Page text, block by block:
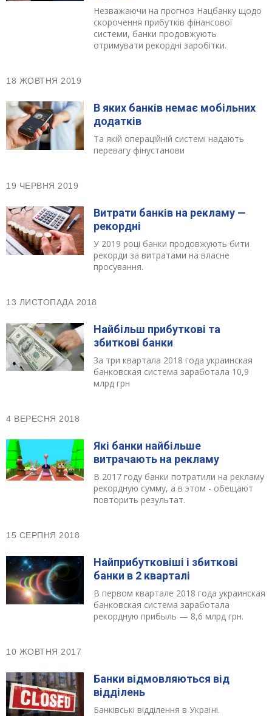
Незважаючи на прогноз Нацбанку щодо
скорочення прибутків фінансової
системи, банки продовжують
отримувати рекордні заробітки.
18 ЖОВТНЯ 2019
В яких банків немає мобільних
додатків
Та якій операційній системі надають
перевагу фінустанови
19 ЧЕРВНЯ 2019
Витрати банків на рекламу —
рекордні
У 2019 році банки продовжують бити
рекорди за витратами на власне
просування.
13 ЛИСТОПАДА 2018
Найбільш прибуткові та
збиткові банки
За три квартала 2018 года украинская
банковская система заработала 10,9
млрд грн
4 ВЕРЕСНЯ 2018
Які банки найбільше
витрачають на рекламу
В 2017 году банки потратили на рекламу
рекордную сумму, а в этом - обещают
повторить результат.
15 СЕРПНЯ 2018
Найприбутковіші і збиткові
банки в 2 кварталі
В первом квартале 2018 года украинская
банковская система заработала
рекордную прибыль — 8,6 млрд грн.
10 ЖОВТНЯ 2017
Банки відмовляються від
відділень
Банківські відділення в Україні.